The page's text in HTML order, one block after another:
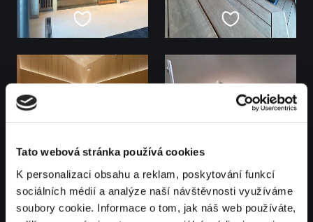
Tato webová stránka používá cookies
K personalizaci obsahu a reklam, poskytování funkcí
sociálních médií a analýze naší návštěvnosti využíváme
soubory cookie. Informace o tom, jak náš web používáte,